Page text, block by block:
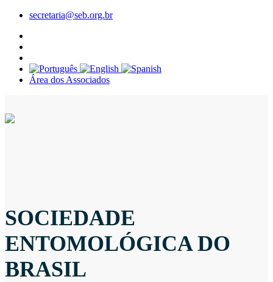
secretaria@seb.org.br
Área dos Associados
SOCIEDADE
ENTOMOLÓGICA DO
BRASIL